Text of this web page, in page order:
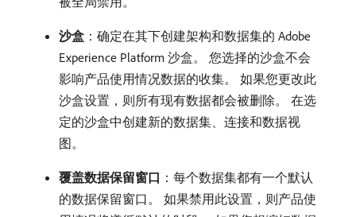
沙盒 ：确定在其下创建架构和数据集的 Adobe
Experience Platform 沙盒。 您选择的沙盒不会
影响产品使用情况数据的收集。 如果您更改此
沙盒设置，则所有现有数据都会被删除。 在选
定的沙盒中创建新的数据集、连接和数据视
图。
覆盖数据保留窗口 ：每个数据集都有一个默认
的数据保留窗口。 如果禁用此设置，则产品使